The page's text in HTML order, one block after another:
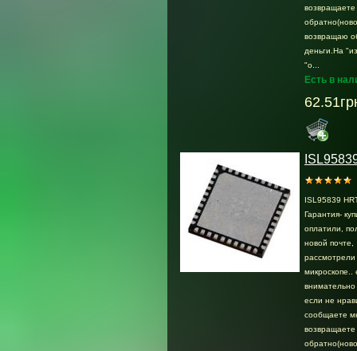
возвращаете
возвращаю
деньги.На
"о...
Есть в
ISL95839
Гарантия-
оплатили,
новой почте,
микроскопе..
внимательно
если не
сообщаете
возвращаете